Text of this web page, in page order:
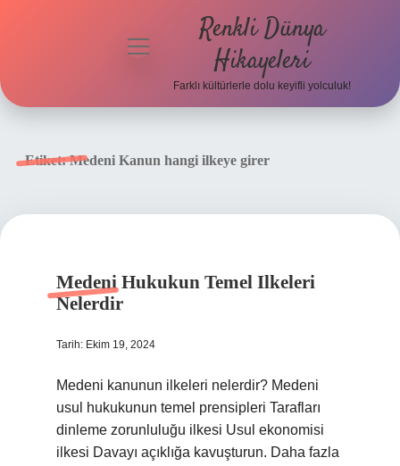
Politikası
menüyü
Renkli Dünya
Hikayeleri
Farklı kültürlerle dolu keyifli yolculuk!
Etiket:Medeni Kanun hangi ilkeye girer
Medeni Hukukun Temel Ilkeleri
Nelerdir
Tarih: Ekim 19, 2024
Medeni kanunun ilkeleri nelerdir? Medeni
usul hukukunun temel prensipleri Tarafları
dinleme zorunluluğu ilkesi Usul ekonomisi
ilkesi Davayı açıklığa kavuşturun. Daha fazla